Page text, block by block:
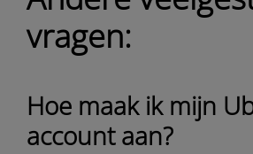
vragen:
Hoe maak ik mijn
account aan?